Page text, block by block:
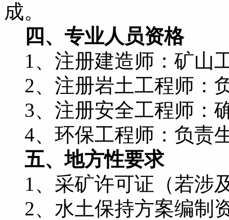
成。
四、专业人员资格
1、注册建造师：矿山
2、注册岩土工程师：
3、注册安全工程师：
4、环保工程师：负责
五、地方性要求
1、采矿许可证（若涉
2、水土保持方案编制